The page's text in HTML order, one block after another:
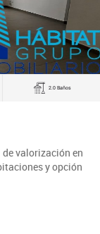
Arriendo
137 m
SE ARRIENDA
de las zonas
Ubicado en